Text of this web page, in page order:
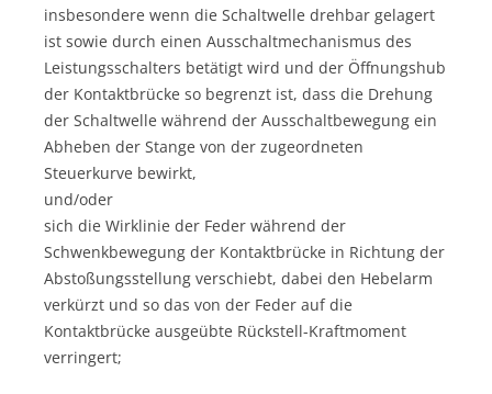
insbesondere wenn die Schaltwelle drehbar gelagert
ist sowie durch einen Ausschaltmechanismus des
Leistungsschalters betätigt wird und der Öffnungshub
der Kontaktbrücke so begrenzt ist, dass die Drehung
der Schaltwelle während der Ausschaltbewegung ein
Abheben der Stange von der zugeordneten
Steuerkurve bewirkt,
und/oder
sich die Wirklinie der Feder während der
Schwenkbewegung der Kontaktbrücke in Richtung der
Abstoßungsstellung verschiebt, dabei den Hebelarm
verkürzt und so das von der Feder auf die
Kontaktbrücke ausgeübte Rückstell-Kraftmoment
verringert;